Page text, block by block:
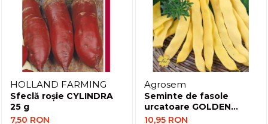
HOLLAND FARMING
Sfeclă roșie CYLINDRA
25 g
7,50 RON
Agrosem
Seminte de fasole
urcatoare GOLDEN
MARY 80 g
10,95 RON